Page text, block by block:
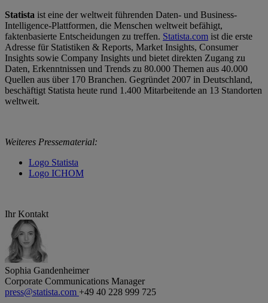
Statista ist eine der weltweit führenden Daten- und Business-
Intelligence-Plattformen, die Menschen weltweit befähigt,
faktenbasierte Entscheidungen zu treffen. Statista.com ist die erste
Adresse für Statistiken & Reports, Market Insights, Consumer
Insights sowie Company Insights und bietet direkten Zugang zu
Daten, Erkenntnissen und Trends zu 80.000 Themen aus 40.000
Quellen aus über 170 Branchen. Gegründet 2007 in Deutschland,
beschäftigt Statista heute rund 1.400 Mitarbeitende an 13 Standorten
weltweit.
Weiteres Pressematerial:
Logo Statista
Logo ICHOM
Ihr Kontakt
Sophia Gandenheimer
Corporate Communications Manager
press@statista.com +49 40 228 999 725